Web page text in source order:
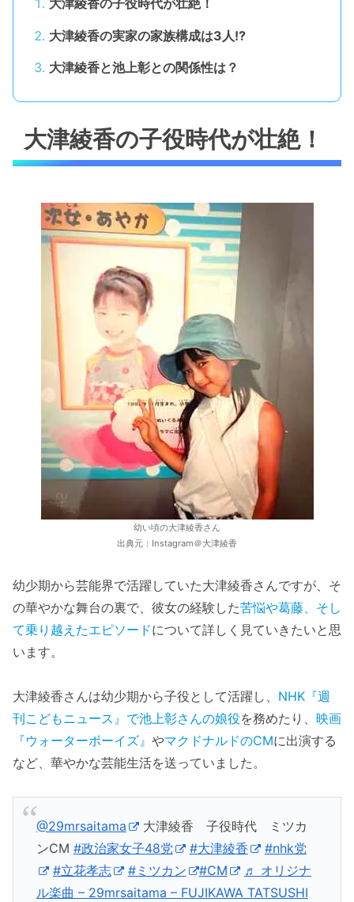
大津綾香の実家の家族構成は3人!?
大津綾香と池上彰との関係性は？
大津綾香の子役時代が壮絶！
幼い頃の大津綾香さん
出典元：Instagram＠大津綾香
幼少期から芸能界で活躍していた大津綾香さんですが、そ
の華やかな舞台の裏で、彼女の経験した苦悩や葛藤、そし
て乗り越えたエピソードについて詳しく見ていきたいと思
います。
大津綾香さんは幼少期から子役として活躍し、 NHK『週
刊こどもニュース』で池上彰さんの娘役を務めたり、 映画
『ウォーターボーイズ』 やマクドナルドのCMに出演する
など、華やかな芸能生活を送っていました。
@29mrsaitama
大津綾香 子役時代 ミツカ
ンCM #政治家女子48党 #大津綾香
#nhk党
#立花孝志
#ミツカン #CM
♬ オリジナ
ル楽曲 – 29mrsaitama – FUJIKAWA TATSUSHI